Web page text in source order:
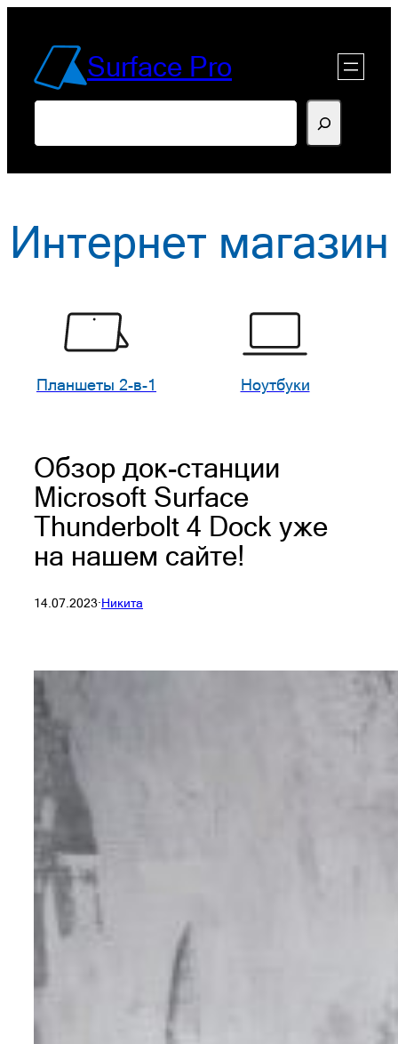
содержимомуSurface Pro
Интернет магазин
Планшеты 2-в-1 Ноутбуки
Обзор док-станции
Microsoft Surface
Thunderbolt 4 Dock уже
на нашем сайте!
14.07.2023·Никита